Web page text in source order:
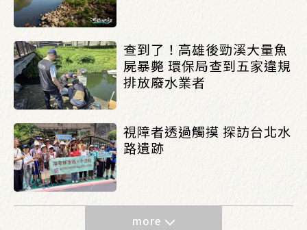
查到了！高雄後勁溪大量魚
屍暴斃 環保局查到五家違規
排放廢水業者
視障者透過觸摸 探訪台北水
路遺跡
more